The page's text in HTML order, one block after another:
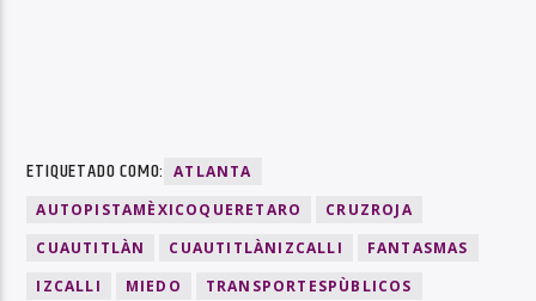
ETIQUETADO COMO:
ATLANTA
AUTOPISTAMÈXICOQUERETARO
CRUZROJA
CUAUTITLÀN
CUAUTITLÀNIZCALLI
FANTASMAS
IZCALLI
MIEDO TRANSPORTESPÙBLICOS